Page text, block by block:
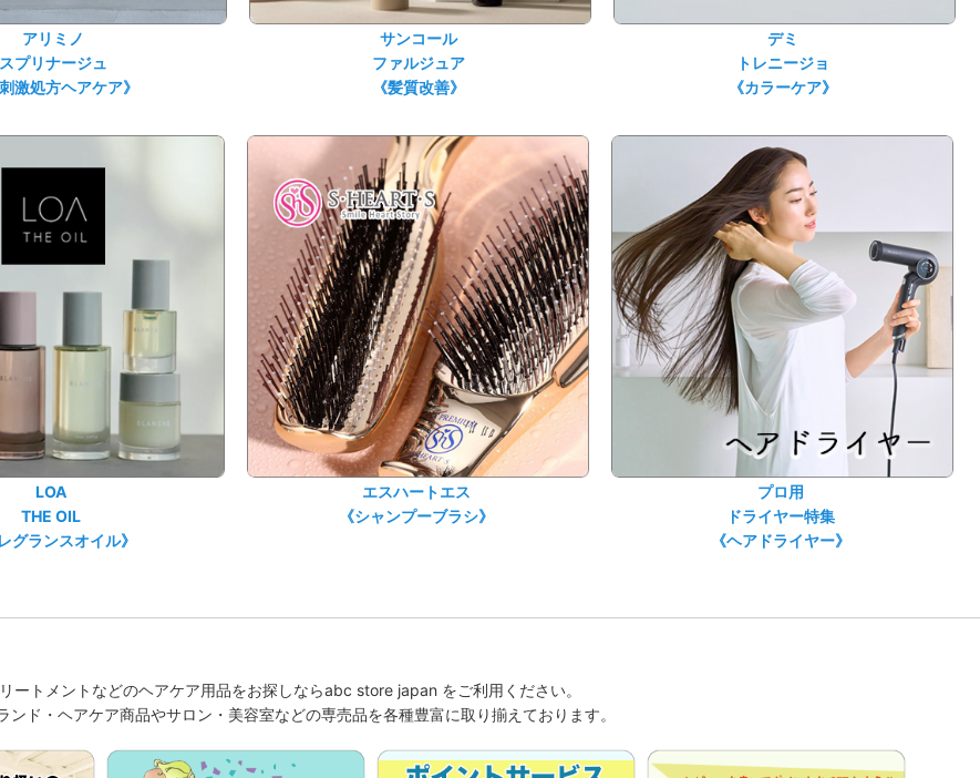
アリミノ
スプリナージュ
刺激処方ヘアケア》
サンコール
ファルジュア
《髪質改善》
デミ
トレニージョ
《カラーケア》
LOA
THE OIL
グランスオイル》
エスハートエス
《シャンプーブラシ》
プロ用
ドライヤー特集
《ヘアドライヤー》
ートメントなどのヘアケア用品をお探しならabc store japan をご利用ください。
ンド・ヘアケア商品やサロン・美容室などの専売品を各種豊富に取り揃えております。